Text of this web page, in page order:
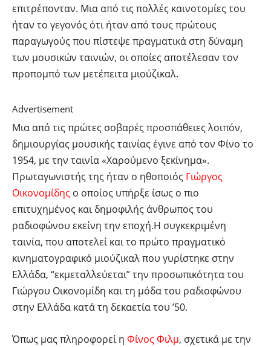
επιτρέπονταν. Μια από τις πολλές καινοτομίες του
ήταν το γεγονός ότι ήταν από τους πρώτους
παραγωγούς που πίστεψε πραγματικά στη δύναμη
των μουσικών ταινιών, οι οποίες αποτέλεσαν τον
προπομπό των μετέπειτα μιούζικαλ.
Advertisement
Μια από τις πρώτες σοβαρές προσπάθειες λοιπόν,
δημιουργίας μουσικής ταινίας έγινε από τον Φίνο το
1954, με την ταινία «Χαρούμενο ξεκίνημα».
Πρωταγωνιστής της ήταν ο ηθοποιός Γιώργος
Οικονομίδης ο οποίος υπήρξε ίσως ο πιο
επιτυχημένος και δημοφιλής άνθρωπος του
ραδιοφώνου εκείνη την εποχή.Η συγκεκριμένη
ταινία, που αποτελεί και το πρώτο πραγματικό
κινηματογραφικό μιούζικαλ που γυρίστηκε στην
Ελλάδα, “εκμεταλλεύεται” την προσωπικότητα του
Γιώργου Οικονομίδη και τη μόδα του ραδιοφώνου
στην Ελλάδα κατά τη δεκαετία του ’50.
Όπως μας πληροφορεί η Φίνος Φιλμ, σχετικά με την